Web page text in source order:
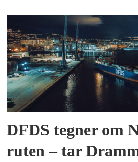
DFDS tegner om
ruten – tar